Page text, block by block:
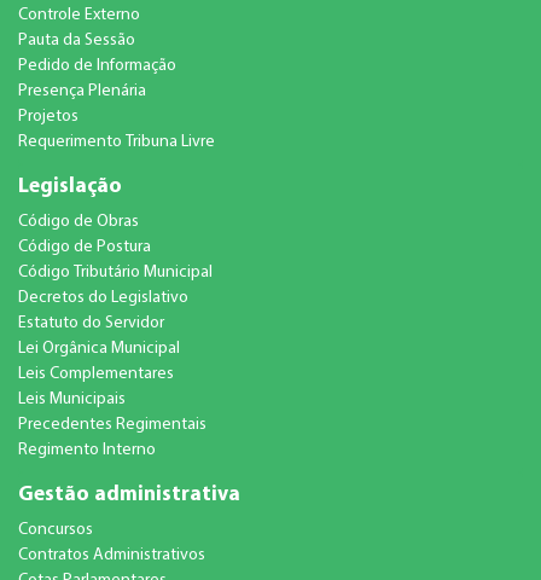
Controle Externo
Pauta da Sessão
Pedido de Informação
Presença Plenária
Projetos
Requerimento Tribuna Livre
Legislação
Código de Obras
Código de Postura
Código Tributário Municipal
Decretos do Legislativo
Estatuto do Servidor
Lei Orgânica Municipal
Leis Complementares
Leis Municipais
Precedentes Regimentais
Regimento Interno
Gestão administrativa
Concursos
Contratos Administrativos